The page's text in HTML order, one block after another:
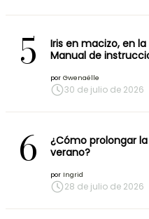
5
Iris en macizo, en
Manual de
por Gwenaëlle
30 de julio de 2026
6
¿Cómo prolongar
verano?
por Ingrid
28 de julio de 2026